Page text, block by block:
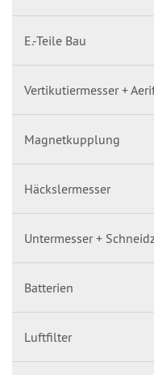
E.-Teile Bau
Vertikutiermesser +
Magnetkupplung
Häckslermesser
Untermesser +
Batterien
Luftfilter